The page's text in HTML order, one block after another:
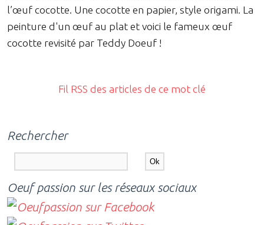
l’œuf cocotte. Une cocotte en papier, style origami. La
peinture d'un œuf au plat et voici le fameux œuf
cocotte revisité par Teddy Doeuf !
Fil RSS des articles de ce mot clé
Rechercher
Oeuf passion sur les réseaux sociaux